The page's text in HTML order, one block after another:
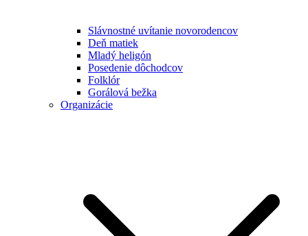
Slávnostné uvítanie novorodencov
Deň matiek
Mladý heligón
Posedenie dôchodcov
Folklór
Gorálová bežka
Organizácie